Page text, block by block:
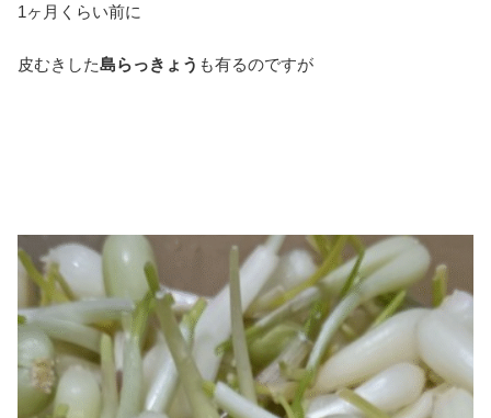
1ヶ月くらい前に
皮むきした島らっきょう も有るのですが